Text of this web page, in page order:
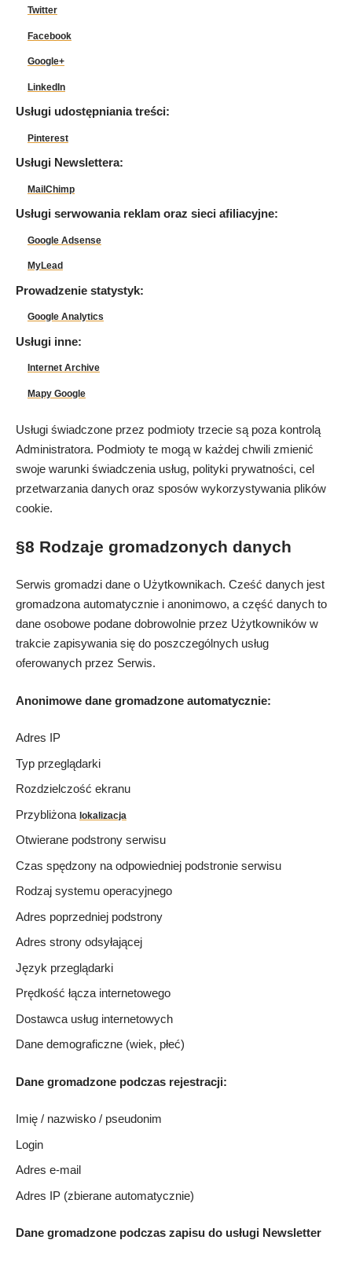
Twitter
Facebook
Google+
LinkedIn
Usługi udostępniania treści:
Pinterest
Usługi Newslettera:
MailChimp
Usługi serwowania reklam oraz sieci afiliacyjne:
Google Adsense
MyLead
Prowadzenie statystyk:
Google Analytics
Usługi inne:
Internet Archive
Mapy Google
Usługi świadczone przez podmioty trzecie są poza kontrolą
Administratora. Podmioty te mogą w każdej chwili zmienić
swoje warunki świadczenia usług, polityki prywatności, cel
przetwarzania danych oraz sposów wykorzystywania plików
cookie.
§8 Rodzaje gromadzonych danych
Serwis gromadzi dane o Użytkownikach. Cześć danych jest
gromadzona automatycznie i anonimowo, a część danych to
dane osobowe podane dobrowolnie przez Użytkowników w
trakcie zapisywania się do poszczególnych usług
oferowanych przez Serwis.
Anonimowe dane gromadzone automatycznie:
Adres IP
Typ przeglądarki
Rozdzielczość ekranu
Przybliżona lokalizacja
Otwierane podstrony serwisu
Czas spędzony na odpowiedniej podstronie serwisu
Rodzaj systemu operacyjnego
Adres poprzedniej podstrony
Adres strony odsyłającej
Język przeglądarki
Prędkość łącza internetowego
Dostawca usług internetowych
Dane demograficzne (wiek, płeć)
Dane gromadzone podczas rejestracji:
Imię / nazwisko / pseudonim
Login
Adres e-mail
Adres IP (zbierane automatycznie)
Dane gromadzone podczas zapisu do usługi Newsletter